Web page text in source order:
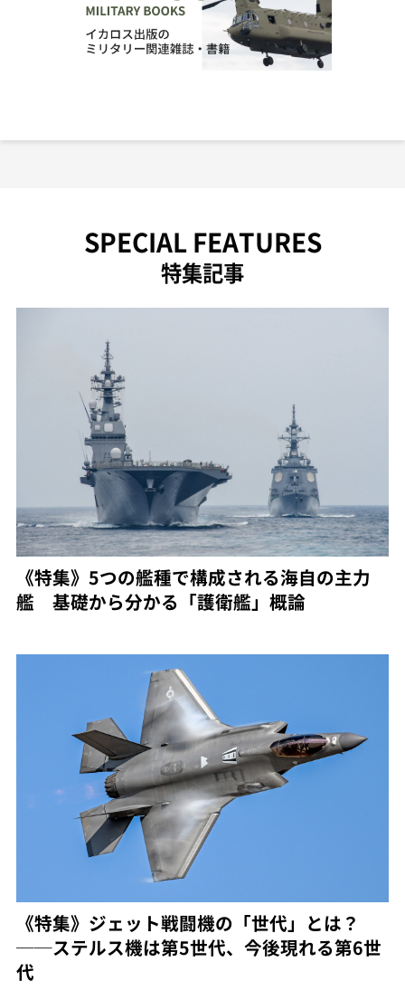
SPECIAL FEATURES
特集記事
《特集》5つの艦種で構成される海自の主力
艦 基礎から分かる「護衛艦」概論
《特集》ジェット戦闘機の「世代」とは？
──ステルス機は第5世代、今後現れる第6世
代